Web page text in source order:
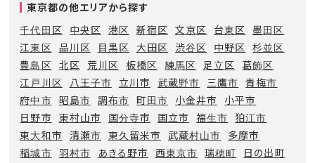
東京都の他エリアから探す
千代田区
中央区 港区 新宿区 文京区 台東区
墨田区
江東区
品川区 目黒区 大田区 渋谷区 中野区
杉並区
豊島区
北区 荒川区 板橋区 練馬区 足立区
葛飾区
江戸川区
八王子市 立川市 武蔵野市 三鷹市
青梅市
府中市
昭島市 調布市 町田市 小金井市
小平市
日野市
東村山市 国分寺市 国立市 福生市
狛江市
東大和市
清瀬市 東久留米市 武蔵村山市
多摩市
稲城市
羽村市 あきる野市 西東京市 瑞穂町
日の出町